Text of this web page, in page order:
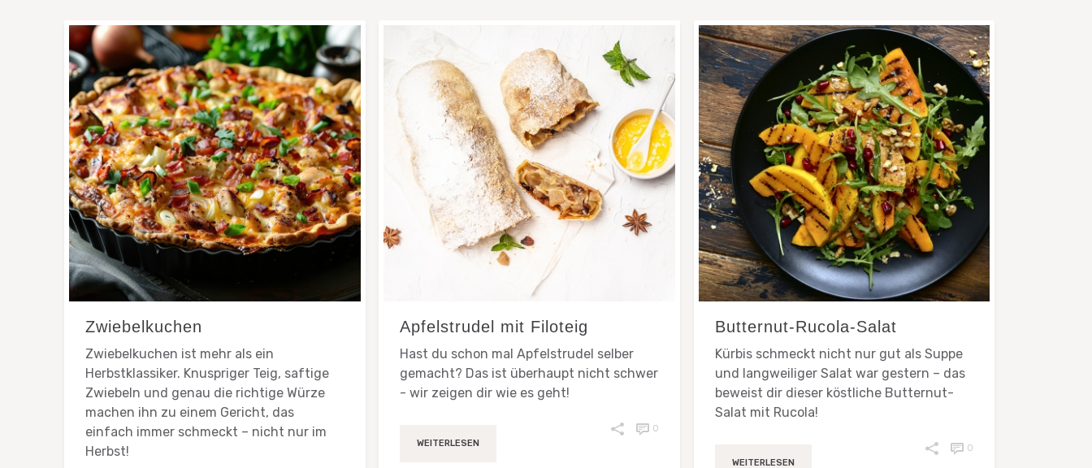
Zwiebelkuchen
Zwiebelkuchen ist mehr als ein
Herbstklassiker. Knuspriger Teig, saftige
Zwiebeln und genau die richtige Würze
machen ihn zu einem Gericht, das
einfach immer schmeckt – nicht nur im
Herbst!
Apfelstrudel mit Filoteig
Hast du schon mal Apfelstrudel selber
gemacht? Das ist überhaupt nicht schwer
- wir zeigen dir wie es geht!
WEITERLESEN
0
Butternut-Rucola-Salat
Kürbis schmeckt nicht nur gut als Suppe
und langweiliger Salat war gestern – das
beweist dir dieser köstliche Butternut-
Salat mit Rucola!
WEITERLESEN
0